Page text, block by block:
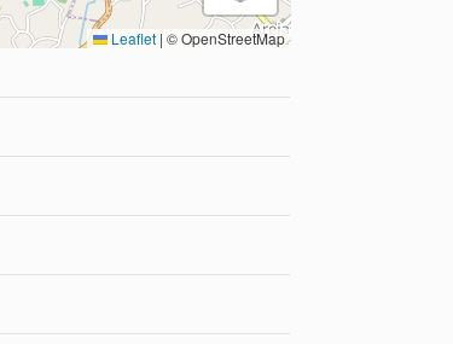
Leaflet | © OpenStreetMap